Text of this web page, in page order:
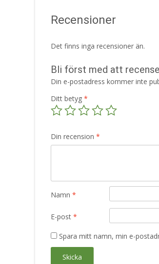
Recensioner
Det finns inga recensioner än.
Bli först med att
Din e-postadress kommer inte
Ditt betyg *
Din recension *
Namn *
E-post *
Spara mitt namn, min e-